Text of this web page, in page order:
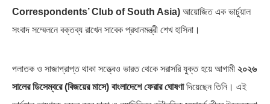
দক্ষিণ এশিয়ায় ‘জেন-জি’ বিপ্লব:
বাংলাদেশ,…
বিশেষ ইন-ডেপ্থ রিপোর্ট: ক্রীড়া
উৎসবে…
Correspondents’ Club of South Asia) আয়োজিত এক ভার্চুয়াল
সংবাদ সম্মেলনে বক্তব্য রাখেন সাবেক প্রধানমন্ত্রী শেখ হাসিনা।
পলাতক ও সাজাপ্রাপ্ত থাকা সত্ত্বেও ভারত থেকে সরাসরি যুক্ত হয়ে আগামী ২০২৬
সালের ডিসেম্বরে (বিজয়ের মাসে) বাংলাদেশে ফেরার ঘোষণাদিয়েছেন তিনি। এই